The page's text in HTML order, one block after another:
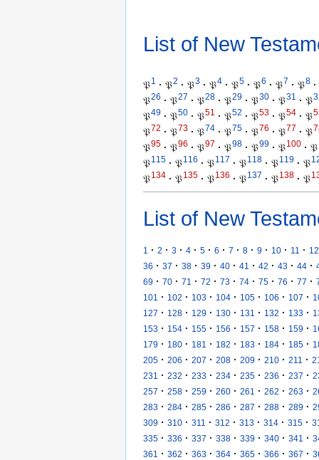
List of New
𝔓1 · 𝔓2 · 𝔓3 · 𝔓4 · 𝔓5 · 𝔓6 · 𝔓7 · 𝔓8 ·
𝔓26 · 𝔓27 · 𝔓28 · 𝔓29 · 𝔓30 · 𝔓31 · 𝔓
𝔓49 · 𝔓50 · 𝔓51 · 𝔓52 · 𝔓53 · 𝔓54 · 𝔓
𝔓72 · 𝔓73 · 𝔓74 · 𝔓75 · 𝔓76 · 𝔓77 · 𝔓
𝔓95 · 𝔓96 · 𝔓97 · 𝔓98 · 𝔓99 · 𝔓100 · 𝔓
𝔓115 · 𝔓116 · 𝔓117 · 𝔓118 · 𝔓119 · 𝔓
𝔓134 · 𝔓135 · 𝔓136 · 𝔓137 · 𝔓138 · 𝔓
List of New
1 · 2 · 3 · 4 · 5 · 6 · 7 · 8 · 9 · 10 · 11 · 12
36 · 37 · 38 · 39 · 40 · 41 · 42 · 43 · 44 ·
69 · 70 · 71 · 72 · 73 · 74 · 75 · 76 · 77 ·
101
· 102 · 103 · 104 · 105 · 106 · 107 ·
127 · 128 · 129 · 130 · 131 · 132 · 133 ·
153 · 154 · 155 · 156 · 157 · 158 · 159 ·
179 · 180 · 181 · 182 · 183 · 184 · 185 ·
205 · 206 · 207 · 208 · 209 · 210 · 211 ·
231
· 232 · 233 · 234 · 235 · 236 · 237 ·
257 · 258 · 259 · 260 · 261 · 262 · 263 ·
283 · 284 · 285 · 286 · 287 · 288 · 289 ·
309 · 310 · 311 · 312 · 313 · 314 · 315 ·
335 · 336 · 337 · 338 · 339 · 340 · 341 ·
361
· 362 · 363 · 364 · 365 · 366 · 367 ·